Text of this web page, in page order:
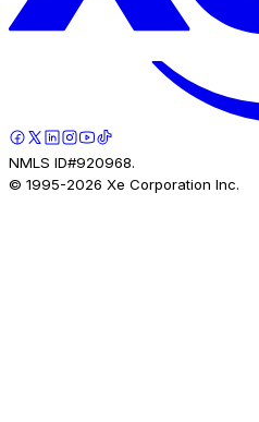
NMLS ID#920968.
© 1995-2026 Xe Corporation Inc.